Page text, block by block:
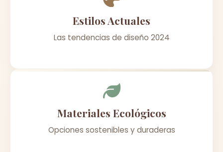
Estilos Actuales
Las tendencias de diseño 2024
Materiales Ecológicos
Opciones sostenibles y duraderas